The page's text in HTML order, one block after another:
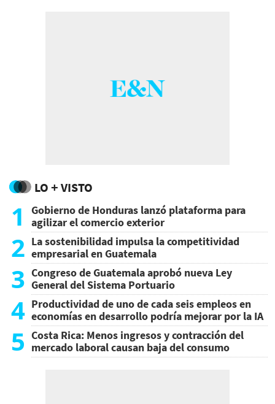
LO + VISTO
1
Gobierno de Honduras lanzó plataforma para
agilizar el comercio exterior
2 La sostenibilidad impulsa la competitividad
empresarial en Guatemala
3 Congreso de Guatemala aprobó nueva Ley
General del Sistema Portuario
4 Productividad de uno de cada seis empleos en
economías en desarrollo podría mejorar por la IA
5 Costa Rica: Menos ingresos y contracción del
mercado laboral causan baja del consumo